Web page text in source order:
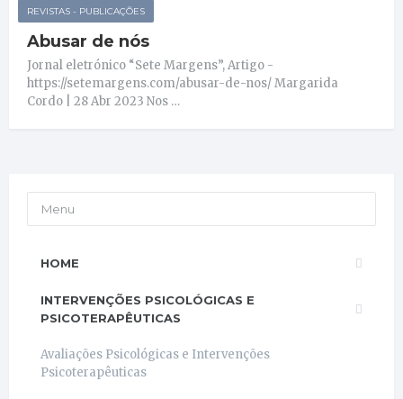
REVISTAS - PUBLICAÇÕES
Abusar de nós
Jornal eletrónico “Sete Margens”, Artigo -
https://setemargens.com/abusar-de-nos/ Margarida
Cordo | 28 Abr 2023 Nos …
Menu
HOME
INTERVENÇÕES PSICOLÓGICAS E
PSICOTERAPÊUTICAS
Avaliações Psicológicas e Intervenções
Psicoterapêuticas